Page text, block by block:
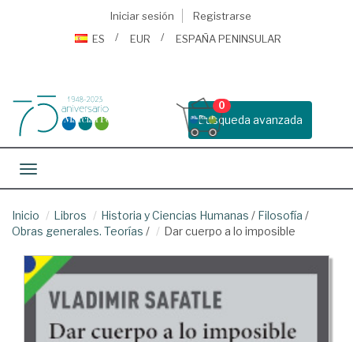
Iniciar sesión
Registrarse
ES
EUR ESPAÑA PENINSULAR
Busqueda avanzada
0
Toggle navigation
Inicio Libros Historia y Ciencias Humanas / Filosofía /
Obras generales. Teorías / Dar cuerpo a lo imposible